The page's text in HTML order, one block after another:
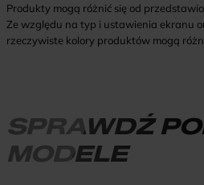
Produkty mogą różnić się od
Ze względu na typ i ustawienia ekranu
rzeczywiste kolory produktów mogą
SPRAWDŹ
MODELE